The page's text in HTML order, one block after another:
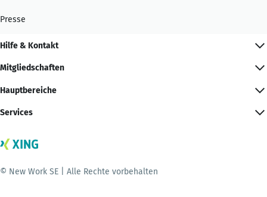
Presse
Hilfe & Kontakt
Mitgliedschaften
Hauptbereiche
Services
© New Work SE | Alle Rechte vorbehalten